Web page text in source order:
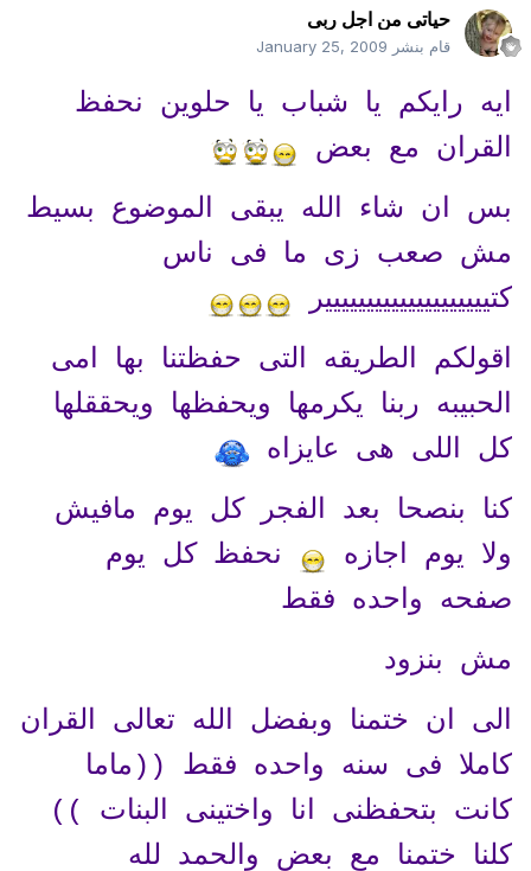
حياتى من اجل ربى
قام بنشر January 25, 2009
ايه رايكم يا شباب يا حلوين نحفظ
القران مع بعض
بس ان شاء الله يبقى الموضوع بسيط
مش صعب زى ما فى ناس
كتيييييييييييييييييييير
اقولكم الطريقه التى حفظتنا بها امى
الحبيبه ربنا يكرمها ويحفظها ويحققلها
كل اللى هى عايزاه
كنا بنصحا بعد الفجر كل يوم مافيش
ولا يوم اجازه
نحفظ كل يوم
صفحه واحده فقط
مش بنزود
الى ان ختمنا وبفضل الله تعالى القران
كاملا فى سنه واحده فقط ((ماما
كانت بتحفظنى انا واختينى البنات ))
كلنا ختمنا مع بعض والحمد لله